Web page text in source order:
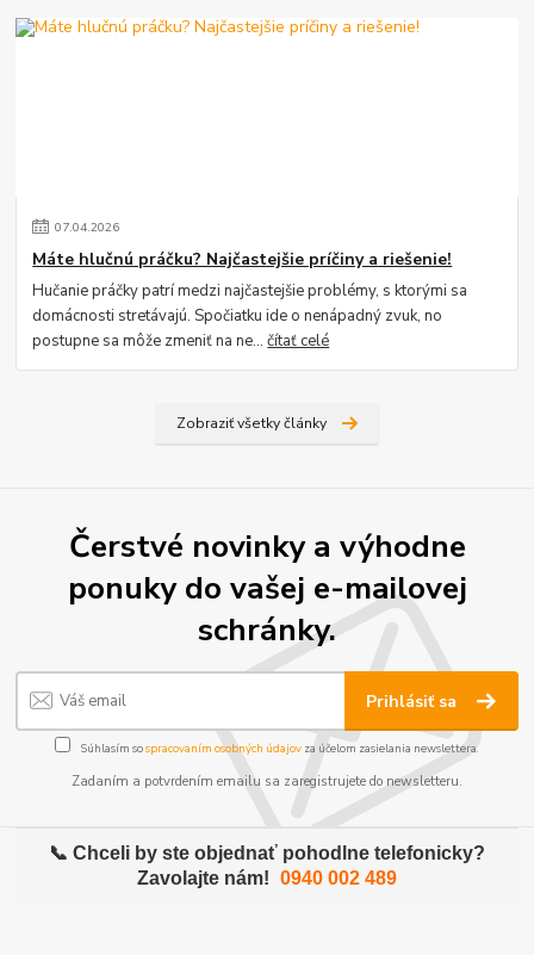
07.04.2026
Máte hlučnú práčku? Najčastejšie príčiny a riešenie!
Hučanie práčky patrí medzi najčastejšie problémy, s ktorými sa
domácnosti stretávajú. Spočiatku ide o nenápadný zvuk, no
postupne sa môže zmeniť na ne...čítať celé
Zobraziť všetky články
Čerstvé novinky a výhodne
ponuky do vašej e-mailovej
schránky.
Prihlásiť sa
Súhlasím sospracovaním osobných údajov za účelom zasielania newslettera.
Zadaním a potvrdením emailu sa zaregistrujete do newsletteru.
📞 Chceli by ste objednať pohodlne telefonicky?
Zavolajte nám! 0940 002 489